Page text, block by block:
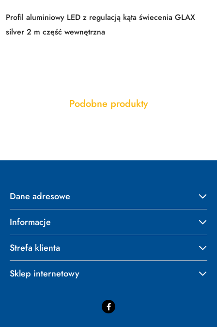
Profil aluminiowy LED z regulacją kąta świecenia GLAX
silver 2 m część wewnętrzna
Pomiń karuzelę produktów
Produkty
Podobne produkty
Dane adresowe
Informacje
Strefa klienta
Sklep internetowy